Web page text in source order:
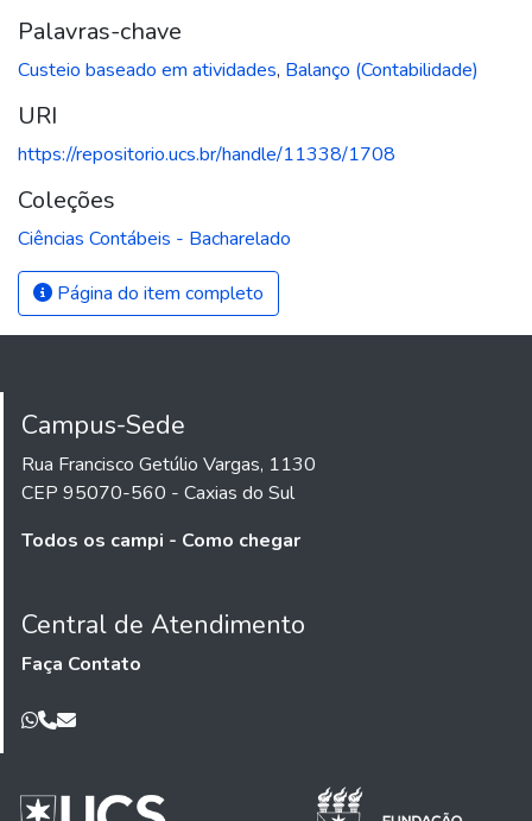
Palavras-chave
Custeio baseado em atividades, Balanço (Contabilidade)
URI
https://repositorio.ucs.br/handle/11338/1708
Coleções
Ciências Contábeis - Bacharelado
Página do item completo
Campus-Sede
Rua Francisco Getúlio Vargas, 1130
CEP 95070-560 - Caxias do Sul
Todos os campi - Como chegar
Central de Atendimento
Faça Contato